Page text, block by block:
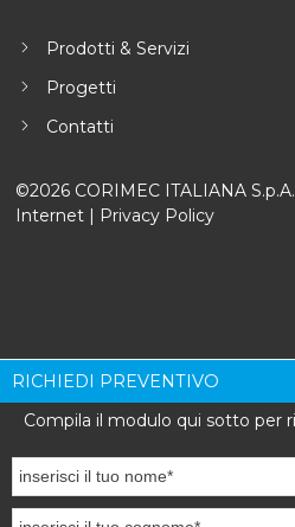
Prodotti & Servizi
Progetti
Contatti
©2026 CORIMEC ITALIANA
Internet | Privacy Policy
RICHIEDI PREVENTIVO
Compila il modulo qui sotto per